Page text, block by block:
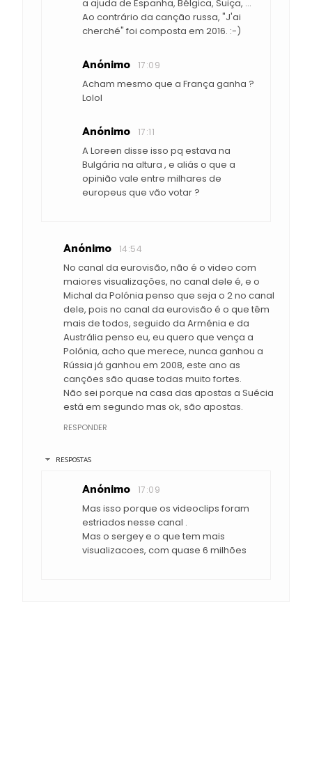
a ajuda de Espanha, Bélgica, Suiça, ...
Ao contrário da canção russa, "J'ai
cherché" foi composta em 2016. :-)
Anónimo 17:09
Acham mesmo que a França ganha ?
Lolol
Anónimo 17:11
A Loreen disse isso pq estava na
Bulgária na altura , e aliás o que a
opinião vale entre milhares de
europeus que vão votar ?
Anónimo 14:54
No canal da eurovisão, não é o video com
maiores visualizações, no canal dele é, e o
Michal da Polónia penso que seja o 2 no canal
dele, pois no canal da eurovisão é o que têm
mais de todos, seguido da Arménia e da
Austrália penso eu, eu quero que vença a
Polónia, acho que merece, nunca ganhou a
Rússia já ganhou em 2008, este ano as
canções são quase todas muito fortes.
Não sei porque na casa das apostas a Suécia
está em segundo mas ok, são apostas.
RESPONDER
RESPOSTAS
Anónimo 17:09
Mas isso porque os videoclips foram
estriados nesse canal .
Mas o sergey e o que tem mais
visualizacoes, com quase 6 milhões